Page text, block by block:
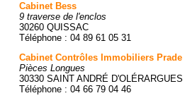
Cabinet Bess
9 traverse de l'enclos
30260 QUISSAC
Téléphone : 04 89 61 05 31
Cabinet Contrôles Immobiliers Prade
Pièces Longues
30330 SAINT ANDRÉ D'OLÉRARGUES
Téléphone : 04 66 79 04 46